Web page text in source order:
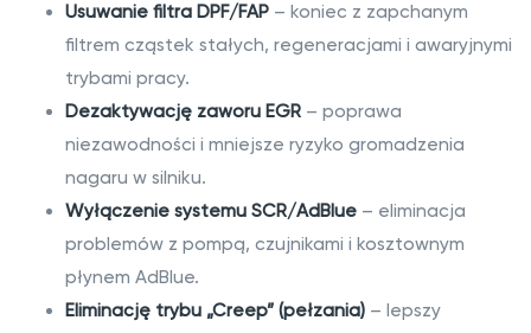
w
a
i
e
d
b
u
Usuwanie filtra DPF/FAP – koniec z zapchanym
filtrem cząstek stałych, regeneracjami i awaryjnymi
trybami pracy.
Dezaktywację zaworu EGR – poprawa
niezawodności i mniejsze ryzyko gromadzenia
nagaru w silniku.
Wyłączenie systemu SCR/AdBlue – eliminacja
problemów z pompą, czujnikami i kosztownym
płynem AdBlue.
Eliminację trybu „Creep” (pełzania) – lepszy